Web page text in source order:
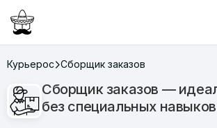
Курьерос Сборщик заказов
Сборщик заказов —
без специальных